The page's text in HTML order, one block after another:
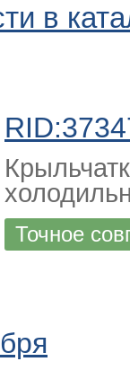
в
Точное